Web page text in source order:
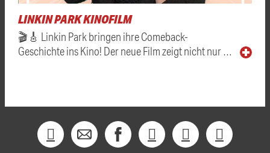
LINKIN PARK KINOFILM
🎬🎸 Linkin Park bringen ihre Comeback-
Geschichte ins Kino! Der neue Film zeigt nicht nur …